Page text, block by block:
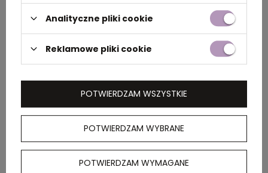
OPIS
którego można użyć również jako stojaka na
Analityczne pliki cookie
Reklamowe pliki cookie
POTWIERDZAM WYBRANE
POTWIERDZAM WYMAGANE
POTWIERDZAM WSZYSTKIE